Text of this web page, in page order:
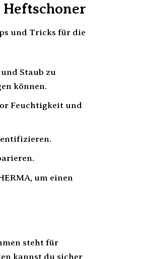
und Tricks für die
Staub zu
können.
Feuchtigkeit und
um einen
steht für
kannst du sicher